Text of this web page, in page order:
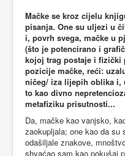
Mačke se kroz cijelu
pisanja. One su uljezi u
i, povrh svega, mačke u
(što je potencirano i
kojoj trag postaje i fizički
pozicije mačke, reći:
ničeg/ iza lijepih oblika i,
to kao divno
metafiziku prisutnosti...
Da, mačke kao vanjsko,
zaokupljala; one kao da su
odašiljale znakove,
shvaćao sam kao pokušaj